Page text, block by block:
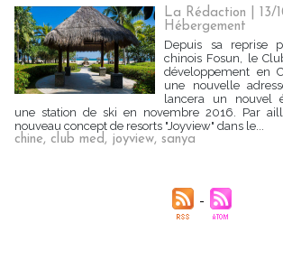
La Rédaction | 13/
Hébergement
Depuis sa reprise
chinois Fosun, le
développement en
une nouvelle
lancera un nouvel
une station de ski en novembre 2016. Par
nouveau concept de resorts "Joyview" dans le...
chine, club med, joyview, sanya